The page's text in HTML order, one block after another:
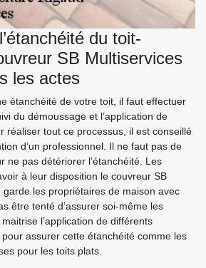
du toit-
SB Multiservices
les actes
étanchéité de votre toit, il faut effectuer
du démoussage et l’application de
réaliser tout ce processus, il est conseillé
d’un professionnel. Il ne faut pas de
ne pas détériorer l’étanchéité. Les
à leur disposition le couvreur SB
garde les propriétaires de maison avec
être tenté d’assurer soi-même les
l’application de différents
assurer cette étanchéité comme les
pour les toits plats.